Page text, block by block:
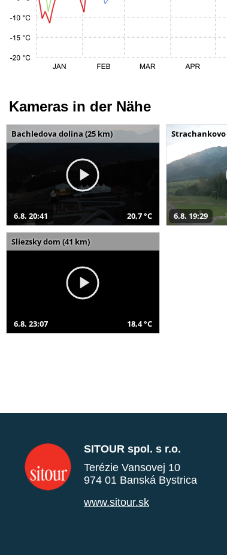
Kameras in der Nähe
Bachledova dolina (25 km)
6.8. 20:41 20,7 °C
Strachankovo
6.8. 19:29
Sliezsky dom (41 km)
6.8. 23:07 18,4 °C
SITOUR spol. s r.o.
Terézie Vansovej 10
974 01 Banská Bystrica
www.sitour.sk